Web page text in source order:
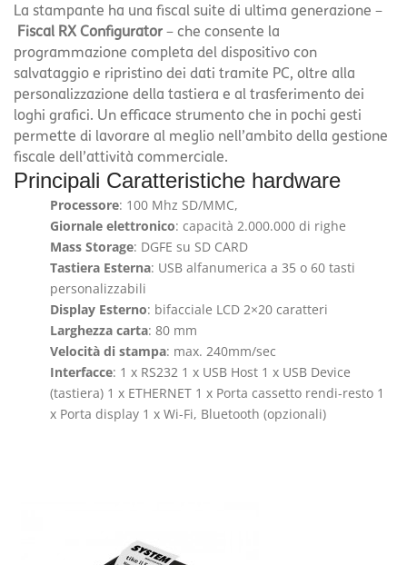
La stampante ha una fiscal suite di ultima generazione –
Fiscal RX Configurator – che consente la
programmazione completa del dispositivo con
salvataggio e ripristino dei dati tramite PC, oltre alla
personalizzazione della tastiera e al trasferimento dei
loghi grafici. Un efficace strumento che in pochi gesti
permette di lavorare al meglio nell’ambito della gestione
fiscale dell’attività commerciale.
Principali Caratteristiche hardware
Processore: 100 Mhz SD/MMC,
Giornale elettronico: capacità 2.000.000 di righe
Mass Storage: DGFE su SD CARD
Tastiera Esterna: USB alfanumerica a 35 o 60 tasti
personalizzabili
Display Esterno: bifacciale LCD 2×20 caratteri
Larghezza carta: 80 mm
Velocità di stampa: max. 240mm/sec
Interfacce: 1 x RS232 1 x USB Host 1 x USB Device
(tastiera) 1 x ETHERNET 1 x Porta cassetto rendi-resto 1
x Porta display 1 x Wi-Fi, Bluetooth (opzionali)